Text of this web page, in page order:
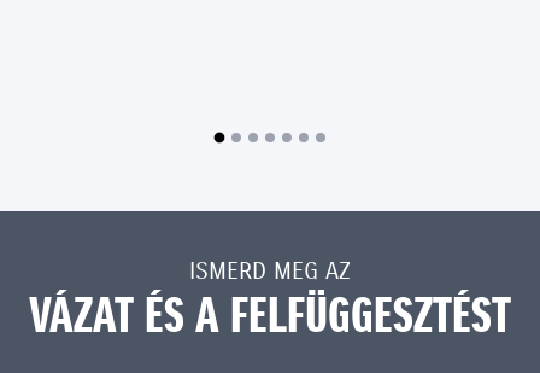
ISMERD MEG AZ
VÁZAT ÉS A FELFÜGGESZTÉST